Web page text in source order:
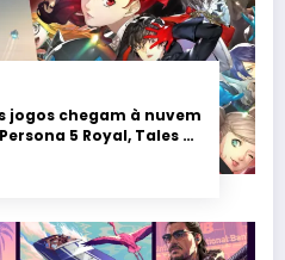
jogos chegam à nuvem
5 Royal, Tales of